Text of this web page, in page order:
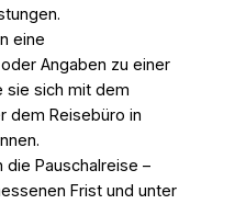
eine
Angaben zu einer
sie sich mit dem
dem Reisebüro in
die Pauschalreise –
Frist und unter